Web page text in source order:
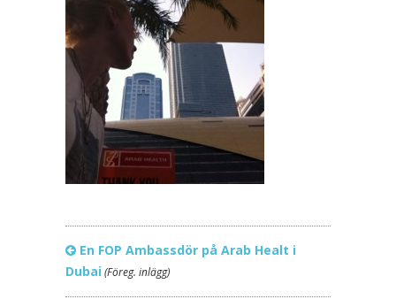
En FOP Ambassdör på Arab Healt i
Dubai (Föreg. inlägg)